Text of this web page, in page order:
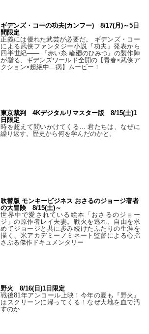
ギデンズ・コーの功夫(カンフー) 8/17(月)～5日
間限定
正義には優れた武芸が必要だ。 ギデンズ・コー
による武侠ファンタジー小説『功夫』発表から
四半世紀―― 『赤い糸 輪廻のひみつ』の製作陣
が贈る、ギデンズワールド全開の【青春×武侠ア
クション×超絶中二病】ムービー！
東京裁判 4Kデジタルリマスター版 8/15(土)1
日限定
時を超えて問いかけてくる… 君たちは、なぜに
繰り返す。歴史から何を学んだのかと。
吹替版 モンキービジネス おさるのジョージ著者
の大冒険 8/15(土)～
世界中で愛されている絵本「おさるのジョー
ジ」の原作者レイ夫妻。戦火を逃れ、自由を求
めてジョージと共に歩み続けたふたりの生涯を
描く、米アカデミーノミネート監督による心揺
さぶる傑作ドキュメンタリー
野火 8/16(日)1日限定
戦後81年アンコール上映！今年の夏も『野火』
はスクリーンに帰ってくる！なぜ大地を血で汚
すのか